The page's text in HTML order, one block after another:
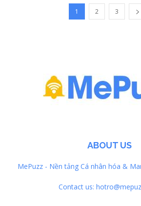
1 2 3
ABOUT US
MePuzz - Nền tảng Cá nhân hóa &
Contact us: